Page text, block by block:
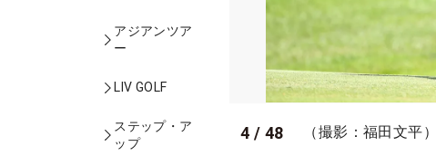
アジアンツア
ー
LIV GOLF
ステップ・ア
ップ
4 / 48 （撮影：福田文平）